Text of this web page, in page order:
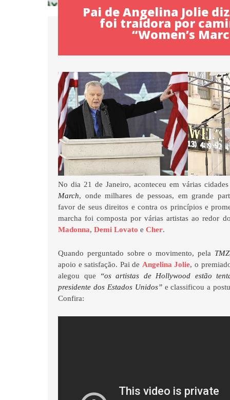
Pai de Angelina Jolie
foi traidora por
“Women’s
No dia 21 de Janeiro, aconteceu em várias
March, onde milhares de pessoas, em grande
favor de seus direitos e contra os princípios e
marcha foi composta por várias artistas ao redor
Madonna, Demi Lovato eCher.
Quando perguntado sobre o movimento, pelaTMZ
apoio e satisfação. Pai de Angelina Jolie, o
alegou que
“os artistas de Hollywood estão
presidente dos Estados Unidos”e classificou a
Confira: